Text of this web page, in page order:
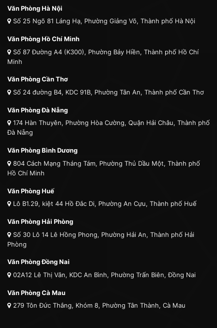
Văn Phòng Hà Nội
Số 25 Ngõ 81 Láng Hạ, Phường Giảng Võ, Thành phố Hà Nội
Văn Phòng Hồ Chí Minh
Số 87 Đường A4 (K300), Phường Bảy Hiền, Thành phố Hồ Chí
Minh
Văn Phòng Cần Thơ
Số 24 đường B4, KDC 91B, Phường Tân An, Thành phố Cần Thơ
Văn Phòng Đà Nẵng
174 Hàn Thuyên, Phường Hòa Cường, Quận Hải Châu, Thành phố
Đà Nẵng
Văn Phòng Bình Dương
804 Cách Mạng Tháng Tám, Phường Thủ Dầu Một, Thành phố
Hồ Chí Minh
Văn Phòng Huế
Lô B1.29, kiệt 44 Hồ Đắc Di, Phường An Cựu, Thành phố Huế
Văn Phòng Hải Phòng
Số 30 Lô 14 Lê Hồng Phong, Phường Hải An, Thành phố Hải
Phòng
Văn Phòng Đồng Nai
02A12 Lê Thị Vân, KDC An Bình, Phường Trấn Biên, Đồng Nai
Văn Phòng Cà Mau
279 Tôn Đức Thắng, Khóm 8, Phường Tân Thành, Cà Mau